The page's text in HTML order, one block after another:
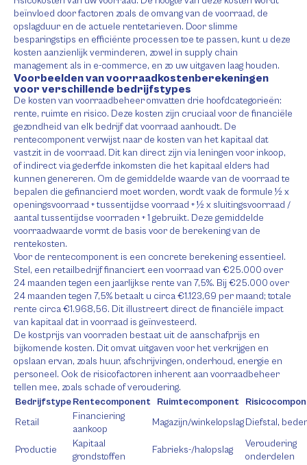
beïnvloed door factoren zoals de omvang van de voorraad, de
opslagduur en de actuele rentetarieven. Door slimme
besparingstips en efficiënte processen toe te passen, kunt u deze
kosten aanzienlijk verminderen, zowel in supply chain
management als in e-commerce, en zo uw uitgaven laag houden.
Voorbeelden van voorraadkostenberekeningen
voor verschillende bedrijfstypes
De kosten van voorraadbeheer omvatten drie hoofdcategorieën:
rente, ruimte en risico. Deze kosten zijn cruciaal voor de financiële
gezondheid van elk bedrijf dat voorraad aanhoudt. De
rentecomponent verwijst naar de kosten van het kapitaal dat
vastzit in de voorraad. Dit kan direct zijn via leningen voor inkoop,
of indirect via gederfde inkomsten die het kapitaal elders had
kunnen genereren. Om de gemiddelde waarde van de voorraad te
bepalen die gefinancierd moet worden, wordt vaak de formule ½ x
openingsvoorraad + tussentijdse voorraad + ½ x sluitingsvoorraad /
aantal tussentijdse voorraden + 1 gebruikt. Deze gemiddelde
voorraadwaarde vormt de basis voor de berekening van de
rentekosten.
Voor de rentecomponent is een concrete berekening essentieel.
Stel, een retailbedrijf financiert een voorraad van €25.000 over
24 maanden tegen een jaarlijkse rente van 7,5%. Bij €25.000 over
24 maanden tegen 7,5% betaalt u circa €1.123,69 per maand; totale
rente circa €1.968,56. Dit illustreert direct de financiële impact
van kapitaal dat in voorraad is geïnvesteerd.
De kostprijs van voorraden bestaat uit de aanschafprijs en
bijkomende kosten. Dit omvat uitgaven voor het verkrijgen en
opslaan ervan, zoals huur, afschrijvingen, onderhoud, energie en
personeel. Ook de risicofactoren inherent aan voorraadbeheer
tellen mee, zoals schade of veroudering.
BedrijfstypeRentecomponent Ruimtecomponent
Retail
Financiering
aankoop
Magazijn/winkelopslag Diefstal,
Productie
Kapitaal
grondstoffen
Fabrieks-/halopslag
Veroudering
onderdelen